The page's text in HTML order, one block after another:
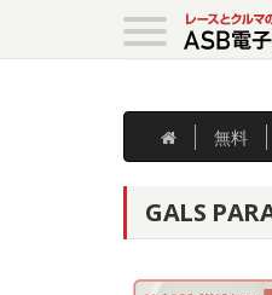
無料
GALS